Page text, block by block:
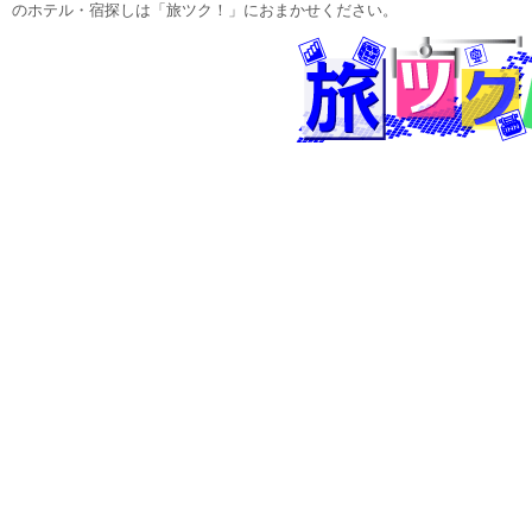
のホテル・宿探しは「旅ツク！」におまかせください。